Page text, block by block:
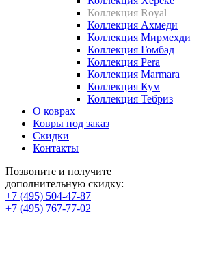
Коллекция Royal
Коллекция Ахмеди
Коллекция Мирмехди
Коллекция Гомбад
Коллекция Pera
Коллекция Marmara
Коллекция Кум
Коллекция Тебриз
О коврах
Ковры под заказ
Скидки
Контакты
Позвоните и получите
дополнительную скидку:
+7 (495) 504-47-87
+7 (495) 767-77-02